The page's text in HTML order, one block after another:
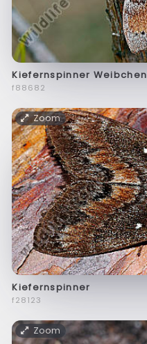
Kiefernspinner Weibchen
f88682
Zoom
Kiefernspinner
f28123
Zoom